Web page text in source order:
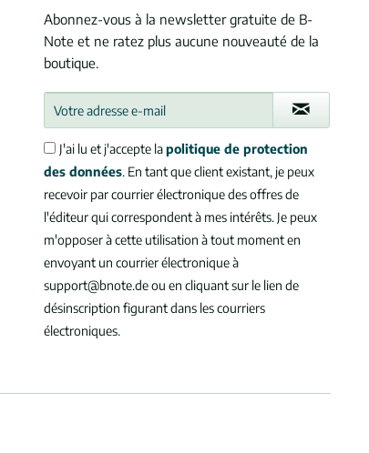
Abonnez-vous à la newsletter gratuite de B-
Note et ne ratez plus aucune nouveauté de la
boutique.
J'ai lu et j'accepte lapolitique de protection
des données. En tant que client existant, je peux
recevoir par courrier électronique des offres de
l'éditeur qui correspondent à mes intérêts. Je peux
m'opposer à cette utilisation à tout moment en
envoyant un courrier électronique à
support@bnote.de ou en cliquant sur le lien de
désinscription figurant dans les courriers
électroniques.